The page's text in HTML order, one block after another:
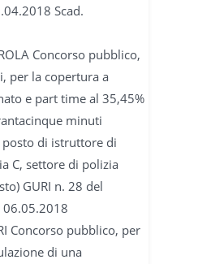
Scad.
Concorso pubblico,
per la copertura a
e part time al 35,45%
minuti
di istruttore di
C, settore di polizia
GURI n. 28 del
06.05.2018
Concorso pubblico, per
di una